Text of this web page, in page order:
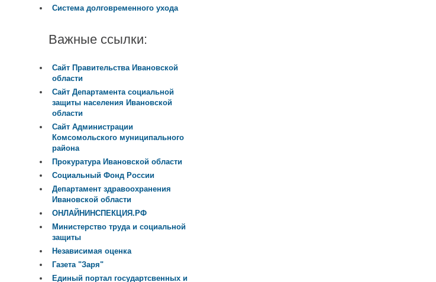
Система долговременного ухода
Важные ссылки:
Сайт Правительства Ивановской
области
Сайт Департамента социальной
защиты населения Ивановской
области
Сайт Администрации
Комсомольского муниципального
района
Прокуратура Ивановской области
Социальный Фонд России
Департамент здравоохранения
Ивановской области
ОНЛАЙНИНСПЕКЦИЯ.РФ
Министерство труда и социальной
защиты
Независимая оценка
Газета "Заря"
Единый портал государтсвенных и